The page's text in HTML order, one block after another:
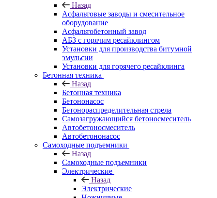
Назад
Асфальтовые заводы и смесительное
оборудование
Асфальтобетонный завод
АБЗ с горячим ресайклингом
Установки для производства битумной
эмульсии
Установки для горячего ресайклинга
Бетонная техника
Назад
Бетонная техника
Бетононасос
Бетонораспределительная стрела
Самозагружающийся бетоносмеситель
Автобетоносмеситель
Автобетононасос
Самоходные подъемники
Назад
Самоходные подъемники
Электрические
Назад
Электрические